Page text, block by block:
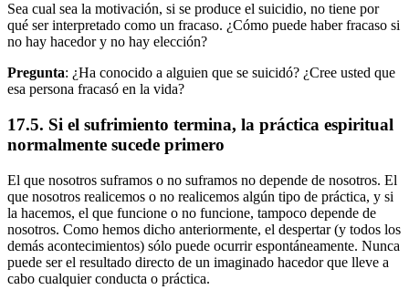
Sea cual sea la motivación, si se produce el suicidio, no tiene por
qué ser interpretado como un fracaso. ¿Cómo puede haber fracaso si
no hay hacedor y no hay elección?
Pregunta: ¿Ha conocido a alguien que se suicidó? ¿Cree usted que
esa persona fracasó en la vida?
17.5. Si el sufrimiento termina, la práctica espiritual
normalmente sucede primero
El que nosotros suframos o no suframos no depende de nosotros. El
que nosotros realicemos o no realicemos algún tipo de práctica, y si
la hacemos, el que funcione o no funcione, tampoco depende de
nosotros. Como hemos dicho anteriormente, el despertar (y todos los
demás acontecimientos) sólo puede ocurrir espontáneamente. Nunca
puede ser el resultado directo de un imaginado hacedor que lleve a
cabo cualquier conducta o práctica.